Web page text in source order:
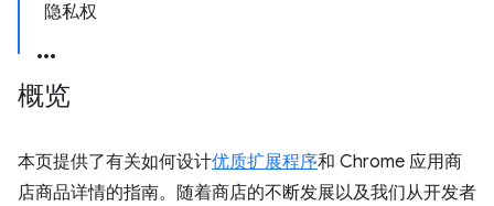
隐私权
概览
本页提供了有关如何设计优质扩展程序和 Chrome 应用商
店商品详情的指南。随着商店的不断发展以及我们从开发者